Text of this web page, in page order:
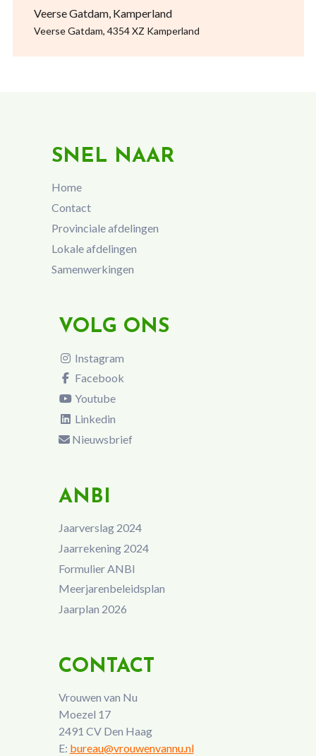
Veerse Gatdam, Kamperland
Veerse Gatdam, 4354 XZ Kamperland
SNEL NAAR
Home
Contact
Provinciale afdelingen
Lokale afdelingen
Samenwerkingen
VOLG ONS
Instagram
Facebook
Youtube
Linkedin
Nieuwsbrief
ANBI
Jaarverslag 2024
Jaarrekening 2024
Formulier ANBI
Meerjarenbeleidsplan
Jaarplan 2026
CONTACT
Vrouwen van Nu
Moezel 17
2491 CV Den Haag
E: bureau@vrouwenvannu.nl